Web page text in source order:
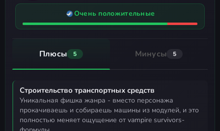
Очень положительные
Плюсы 5 Минусы 5
Строительство транспортных средств
уникальная фишка жанра - вместо персонажа
прокачиваешь и собираешь машины из модулей, и это
полностью меняет ощущение от vampire survivors-